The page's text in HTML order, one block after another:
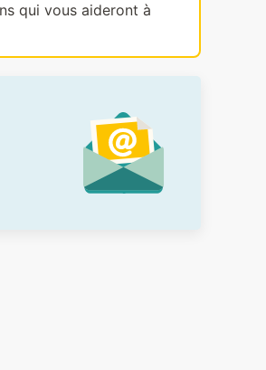
qui vous aideront à